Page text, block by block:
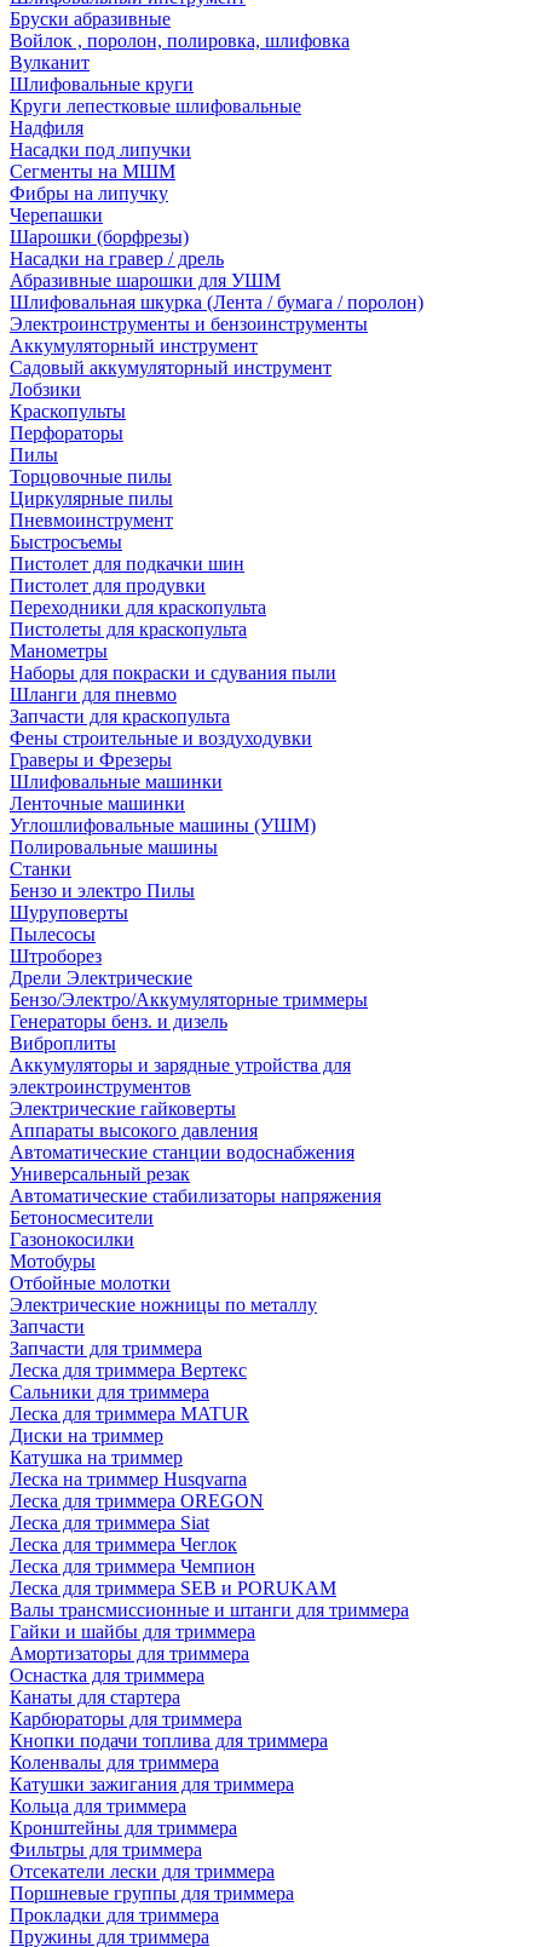
Бруски абразивные
Войлок , поролон, полировка, шлифовка
Вулканит
Шлифовальные круги
Круги лепестковые шлифовальные
Надфиля
Насадки под липучки
Сегменты на МШМ
Фибры на липучку
Черепашки
Шарошки (борфрезы)
Насадки на гравер / дрель
Абразивные шарошки для УШМ
Шлифовальная шкурка (Лента / бумага / поролон)
Электроинструменты и бензоинструменты
Аккумуляторный инструмент
Садовый аккумуляторный инструмент
Лобзики
Краскопульты
Перфораторы
Пилы
Торцовочные пилы
Циркулярные пилы
Пневмоинструмент
Быстросъемы
Пистолет для подкачки шин
Пистолет для продувки
Переходники для краскопульта
Пистолеты для краскопульта
Манометры
Наборы для покраски и сдувания пыли
Шланги для пневмо
Запчасти для краскопульта
Фены строительные и воздуходувки
Граверы и Фрезеры
Шлифовальные машинки
Ленточные машинки
Углошлифовальные машины (УШМ)
Полировальные машины
Станки
Бензо и электро Пилы
Шуруповерты
Пылесосы
Штроборез
Дрели Электрические
Бензо/Электро/Аккумуляторные триммеры
Генераторы бенз. и дизель
Виброплиты
Аккумуляторы и зарядные утройства для
электроинструментов
Электрические гайковерты
Аппараты высокого давления
Автоматические станции водоснабжения
Универсальный резак
Автоматические стабилизаторы напряжения
Бетоносмесители
Газонокосилки
Мотобуры
Отбойные молотки
Электрические ножницы по металлу
Запчасти
Запчасти для триммера
Леска для триммера Вертекс
Сальники для триммера
Леска для триммера MATUR
Диски на триммер
Катушка на триммер
Леска на триммер Husqvarna
Леска для триммера OREGON
Леска для триммера Siat
Леска для триммера Чеглок
Леска для триммера Чемпион
Леска для триммера SEB и PORUKAM
Валы трансмиссионные и штанги для триммера
Гайки и шайбы для триммера
Амортизаторы для триммера
Оснастка для триммера
Канаты для стартера
Карбюраторы для триммера
Кнопки подачи топлива для триммера
Коленвалы для триммера
Катушки зажигания для триммера
Кольца для триммера
Кронштейны для триммера
Фильтры для триммера
Отсекатели лески для триммера
Поршневые группы для триммера
Прокладки для триммера
Пружины для триммера